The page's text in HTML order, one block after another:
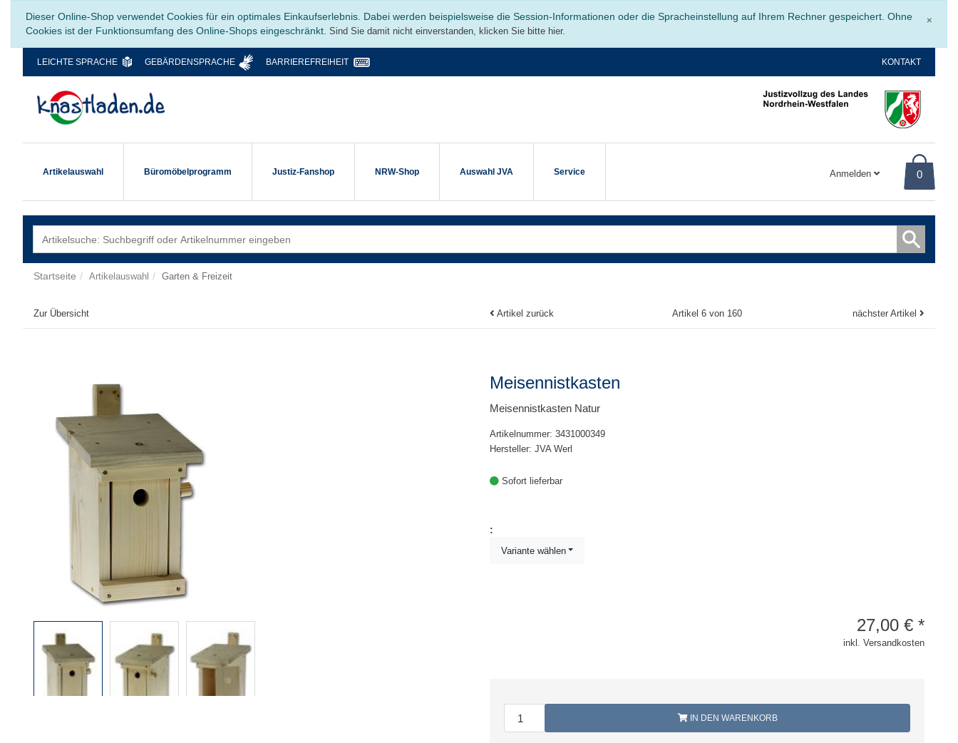
×
Dieser Online-Shop verwendet Cookies für ein optimales Einkaufserlebnis. Dabei werden beispielsweise die Session-Informationen oder die Spracheinstellung auf Ihrem Rechner gespeichert. Ohne
Cookies ist der Funktionsumfang des Online-Shops eingeschränkt. Sind Sie damit nicht einverstanden, klicken Sie bitte hier.
LEICHTE SPRACHE GEBÄRDENSPRACHE BARRIEREFREIHEIT KONTAKT
Artikelauswahl Büromöbelprogramm Justiz-Fanshop NRW-Shop Auswahl JVA Service Anmelden 0
Startseite Artikelauswahl Garten & Freizeit
Zur Übersicht Artikel zurück Artikel 6 von 160 nächster Artikel
Meisennistkasten
Meisennistkasten Natur
Artikelnummer: 3431000349
Hersteller: JVA Werl
Sofort lieferbar
:
Variante wählen
27,00 € *
inkl. Versandkosten
IN DEN WARENKORB